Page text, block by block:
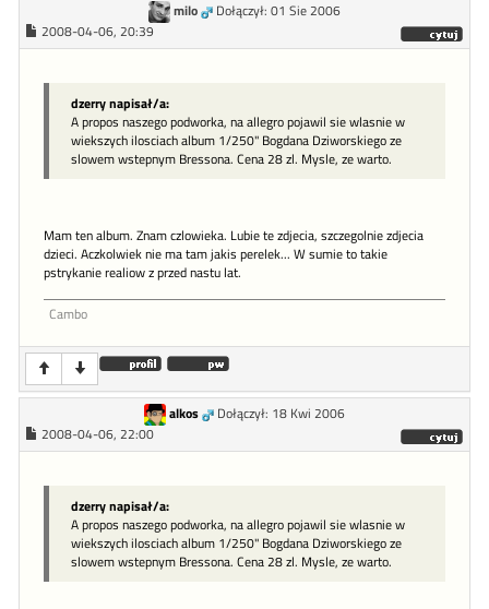
milo
Dołączył: 01 Sie 2006
2008-04-06, 20:39
dzerry napisał/a:
A propos naszego podworka, na allegro pojawil sie wlasnie w
wiekszych ilosciach album 1/250" Bogdana Dziworskiego ze
slowem wstepnym Bressona. Cena 28 zl. Mysle, ze warto.
Mam ten album. Znam czlowieka. Lubie te zdjecia, szczegolnie zdjecia
dzieci. Aczkolwiek nie ma tam jakis perelek... W sumie to takie
pstrykanie realiow z przed nastu lat.
Cambo
alkos
Dołączył: 18 Kwi 2006
2008-04-06, 22:00
dzerry napisał/a:
A propos naszego podworka, na allegro pojawil sie wlasnie w
wiekszych ilosciach album 1/250" Bogdana Dziworskiego ze
slowem wstepnym Bressona. Cena 28 zl. Mysle, ze warto.